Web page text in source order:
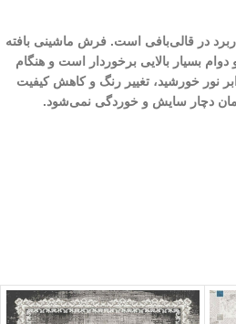
در قالی‌بافی است. فرش ماشینی بافته
بسیار بالایی برخوردار است و هنگام
نور خورشید، تغییر رنگ و کاهش کیفیت
دچار سایش و خوردگی نمی‌شود.